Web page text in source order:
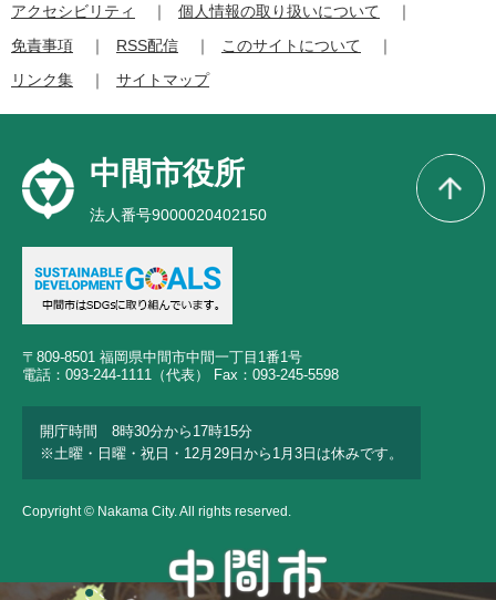
アクセシビリティ
個人情報の取り扱いについて
免責事項
RSS配信
このサイトについて
リンク集
サイトマップ
中間市役所
法人番号9000020402150
〒809-8501 福岡県中間市中間一丁目1番1号
電話：093-244-1111（代表） Fax：093-245-5598
開庁時間 8時30分から17時15分
※土曜・日曜・祝日・12月29日から1月3日は休みです。
Copyright © Nakama City. All rights reserved.